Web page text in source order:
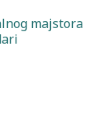
majstora